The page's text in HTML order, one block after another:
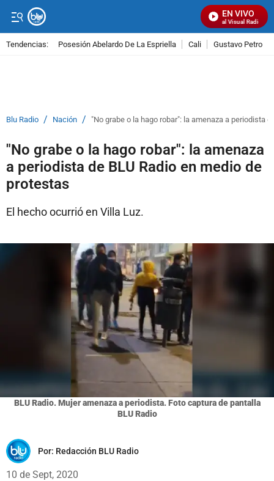
EN VIVO
Señal Visual Radio
Tendencias: Posesión Abelardo De La Espriella Cali Gustavo Petro
Blu Radio / Nación / "No grabe o la hago robar": la amenaza a periodista
"No grabe o la hago robar": la amenaza
a periodista de BLU Radio en medio de
protestas
El hecho ocurrió en Villa Luz.
BLU Radio. Mujer amenaza a periodista. Foto captura de pantalla
BLU Radio
Por: Redacción BLU Radio
10 de Sept, 2020